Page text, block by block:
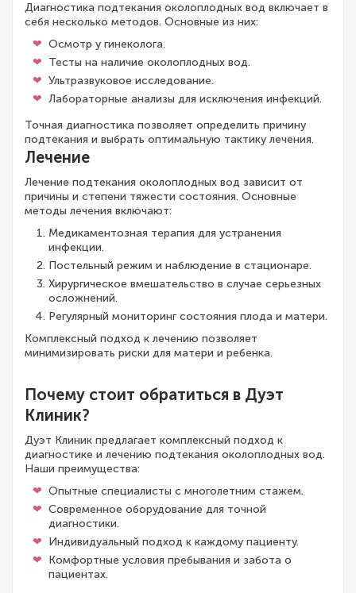
Диагностика подтекания околоплодных вод включает в
себя несколько методов. Основные из них:
Осмотр у гинеколога.
Тесты на наличие околоплодных вод.
Ультразвуковое исследование.
Лабораторные анализы для исключения инфекций.
Точная диагностика позволяет определить причину
подтекания и выбрать оптимальную тактику лечения.
Лечение
Лечение подтекания околоплодных вод зависит от
причины и степени тяжести состояния. Основные
методы лечения включают:
Медикаментозная терапия для устранения
инфекции.
Постельный режим и наблюдение в стационаре.
Хирургическое вмешательство в случае серьезных
осложнений.
Регулярный мониторинг состояния плода и матери.
Комплексный подход к лечению позволяет
минимизировать риски для матери и ребенка.
Почему стоит обратиться в Дуэт
Клиник?
Дуэт Клиник предлагает комплексный подход к
диагностике и лечению подтекания околоплодных вод.
Наши преимущества:
Опытные специалисты с многолетним стажем.
Современное оборудование для точной
диагностики.
Индивидуальный подход к каждому пациенту.
Комфортные условия пребывания и забота о
пациентах.